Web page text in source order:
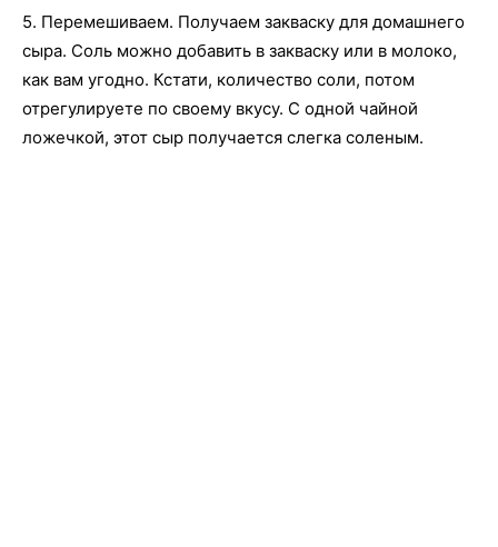
5. Перемешиваем. Получаем закваску для домашнего
сыра. Соль можно добавить в закваску или в молоко,
как вам угодно. Кстати, количество соли, потом
отрегулируете по своему вкусу. С одной чайной
ложечкой, этот сыр получается слегка соленым.